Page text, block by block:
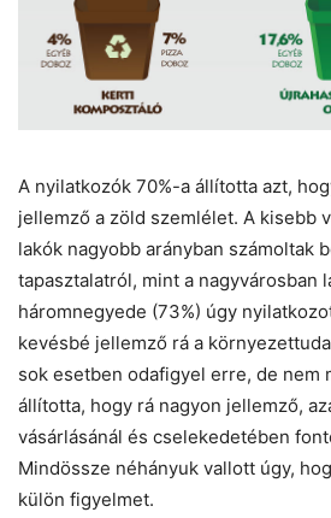
A nyilatkozók 70%-a állította azt,
jellemző a zöld szemlélet. A kisebb
lakók nagyobb arányban számoltak
tapasztalatról, mint a nagyvárosban
háromnegyede (73%) úgy
kevésbé jellemző rá a
sok esetben odafigyel erre, de nem
állította, hogy rá nagyon jellemző,
vásárlásánál és cselekedetében
Mindössze néhányuk vallott úgy,
külön figyelmet.